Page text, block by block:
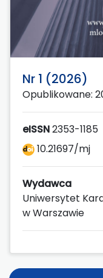
Nr 1 (2026)
Opublikowane:
eISSN2353-1185
10.21697/mj
Wydawca
Uniwersytet
w Warszawie